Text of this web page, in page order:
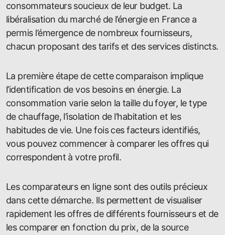
consommateurs soucieux de leur budget. La
libéralisation du marché de l’énergie en France a
permis l’émergence de nombreux fournisseurs,
chacun proposant des tarifs et des services distincts.
La première étape de cette comparaison implique
l’identification de vos besoins en énergie. La
consommation varie selon la taille du foyer, le type
de chauffage, l’isolation de l’habitation et les
habitudes de vie. Une fois ces facteurs identifiés,
vous pouvez commencer à comparer les offres qui
correspondent à votre profil.
Les comparateurs en ligne sont des outils précieux
dans cette démarche. Ils permettent de visualiser
rapidement les offres de différents fournisseurs et de
les comparer en fonction du prix, de la source